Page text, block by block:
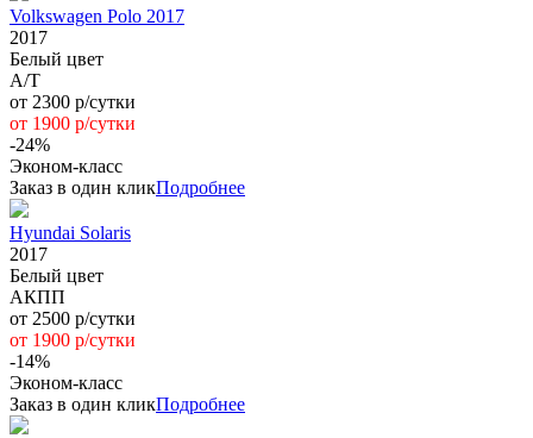
Volkswagen Polo 2017
2017
Белый цвет
А/Т
от 2300 р/сутки
от 1900 р/сутки
-24%
Эконом-класс
Заказ в один кликПодробнее
Hyundai Solaris
2017
Белый цвет
АКПП
от 2500 р/сутки
от 1900 р/сутки
-14%
Эконом-класс
Заказ в один кликПодробнее